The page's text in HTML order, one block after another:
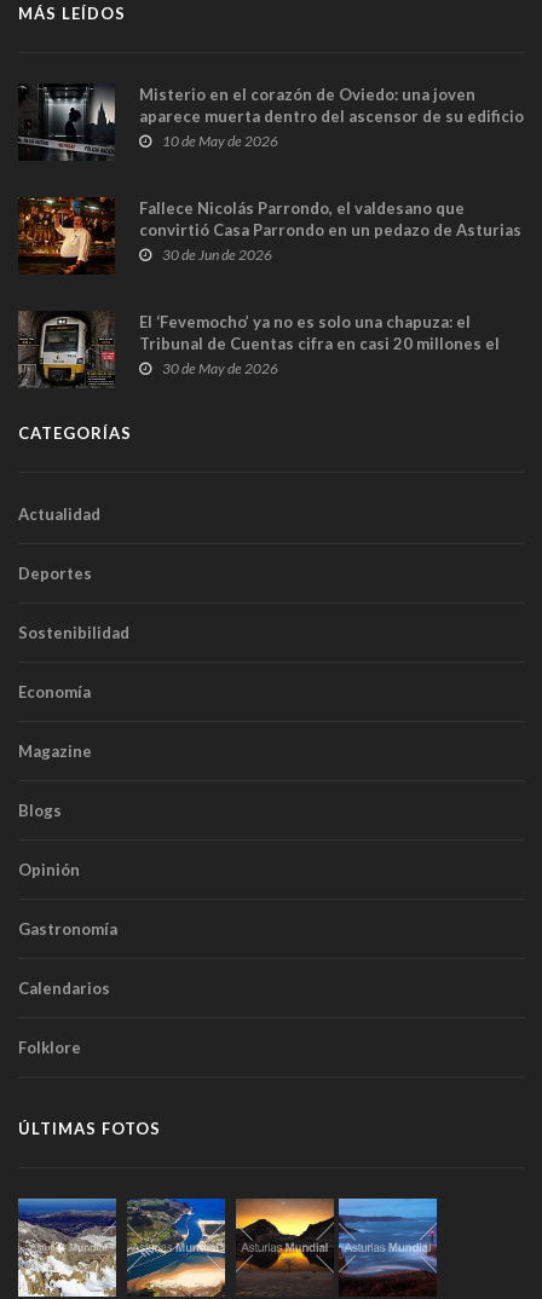
MÁS LEÍDOS
Misterio en el corazón de Oviedo: una joven
aparece muerta dentro del ascensor de su edificio
y las cámaras captan sus últimos minutos
10 de May de 2026
Fallece Nicolás Parrondo, el valdesano que
convirtió Casa Parrondo en un pedazo de Asturias
en Madrid
30 de Jun de 2026
El ‘Fevemocho’ ya no es solo una chapuza: el
Tribunal de Cuentas cifra en casi 20 millones el
sobrecoste de los trenes que no cabían por los
30 de May de 2026
CATEGORÍAS
Actualidad
Deportes
Sostenibilidad
Economía
Magazine
Blogs
Opinión
Gastronomía
Calendarios
Folklore
ÚLTIMAS FOTOS